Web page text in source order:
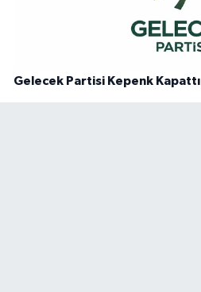
Gelecek Partisi Kepenk Kapattı